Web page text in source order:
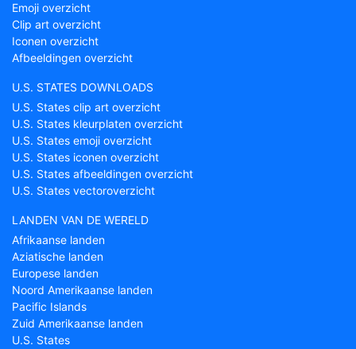
Emoji overzicht
Clip art overzicht
Iconen overzicht
Afbeeldingen overzicht
U.S. STATES DOWNLOADS
U.S. States clip art overzicht
U.S. States kleurplaten overzicht
U.S. States emoji overzicht
U.S. States iconen overzicht
U.S. States afbeeldingen overzicht
U.S. States vectoroverzicht
LANDEN VAN DE WERELD
Afrikaanse landen
Aziatische landen
Europese landen
Noord Amerikaanse landen
Pacific Islands
Zuid Amerikaanse landen
U.S. States